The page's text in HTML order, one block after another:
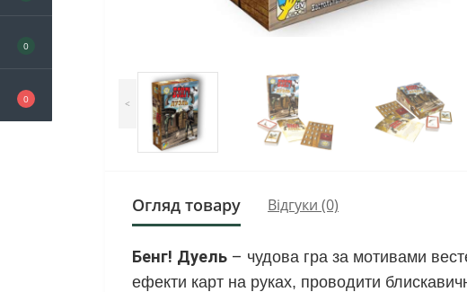
0
0 <
Огляд товару Відгуки (0)
Бенг! Дуель – чудова гра за мотивами
ефекти карт на руках, проводити